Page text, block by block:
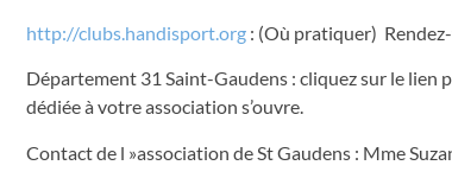
http://clubs.handisport.org : (Où pratiquer)
Département 31 Saint-Gaudens : cliquez sur le lien
dédiée à votre association s’ouvre.
Contact de l »association de St Gaudens : Mme